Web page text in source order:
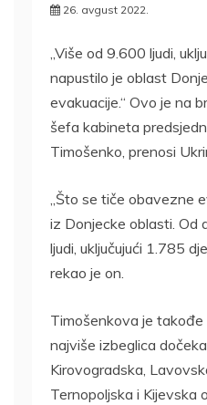
26. avgust 2022.
„Više od 9.600 ljudi,
napustilo je oblast
evakuacije.“ Ovo je na
šefa kabineta
Timošenko, prenosi
„Što se tiče obavezne
iz Donjecke oblasti. Od
ljudi, uključujući 1.785
rekao je on.
Timošenkova je
najviše izbeglica
Kirovogradska,
Ternopoljska i Kijevska